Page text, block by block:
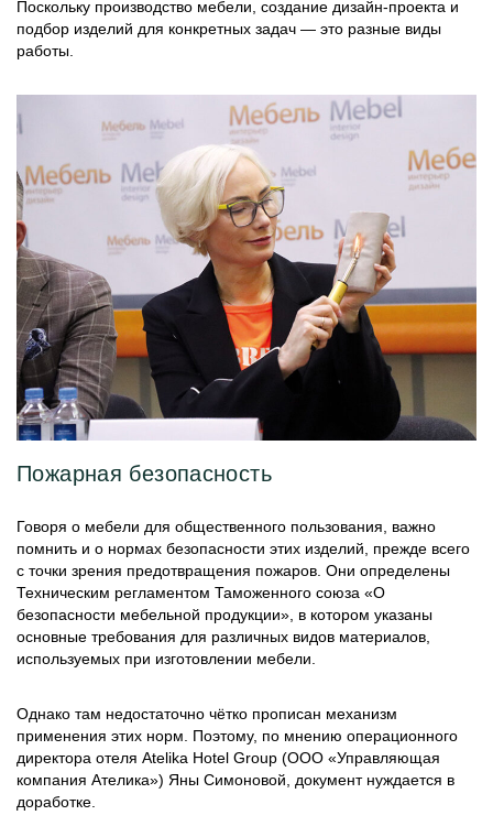
Поскольку производство мебели, создание дизайн-проекта и
подбор изделий для конкретных задач — это разные виды
работы.
Пожарная безопасность
Говоря о мебели для общественного пользования, важно
помнить и о нормах безопасности этих изделий, прежде всего
с точки зрения предотвращения пожаров. Они определены
Техническим регламентом Таможенного союза «О
безопасности мебельной продукции», в котором указаны
основные требования для различных видов материалов,
используемых при изготовлении мебели.
Однако там недостаточно чётко прописан механизм
применения этих норм. Поэтому, по мнению операционного
директора отеля Atelika Hotel Group (ООО «Управляющая
компания Ателика») Яны Симоновой, документ нуждается в
доработке.